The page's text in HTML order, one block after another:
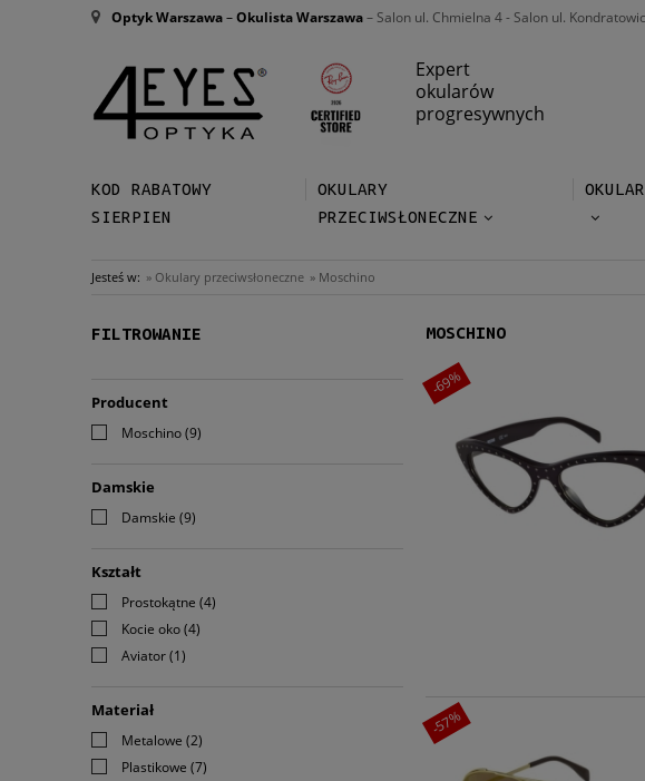
Optyk Warszawa–Okulista Warszawa– Salon ul. Chmielna 4 - Salon ul.
Expert
okularów
progresywnych
KOD RABATOWY
SIERPIEN
OKULARY
PRZECIWSŁONECZNE
Jesteś w: » Okulary przeciwsłoneczne » Moschino
FILTROWANIE
Producent
Moschino(9)
Damskie
Damskie (9)
Kształt
Prostokątne (4)
Kocie oko(4)
Aviator(1)
Materiał
Metalowe (2)
Plastikowe (7)
MOSCHINO
-69%
-57%